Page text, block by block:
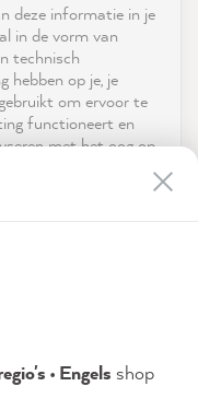
deze informatie in je
in de vorm van
technisch
hebben op je, je
om ervoor te
functioneert en
met het oog op
die in de
met deze
io
Did
• Engels shop